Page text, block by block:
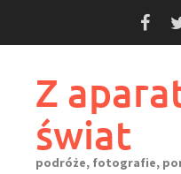
Z
świat
podróże, fotografie,